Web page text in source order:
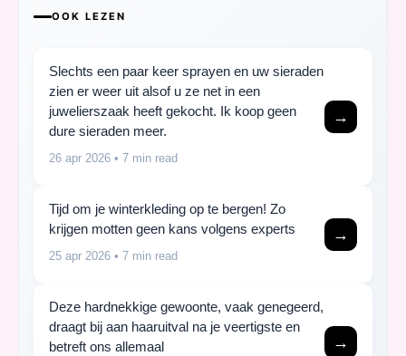
OOK LEZEN
Slechts een paar keer sprayen en uw sieraden
zien er weer uit alsof u ze net in een
juwelierszaak heeft gekocht. Ik koop geen
dure sieraden meer.
26 apr 2026 • 7 min read
→
Tijd om je winterkleding op te bergen! Zo
krijgen motten geen kans volgens experts
25 apr 2026 • 7 min read
→
Deze hardnekkige gewoonte, vaak genegeerd,
draagt bij aan haaruitval na je veertigste en
betreft ons allemaal
→